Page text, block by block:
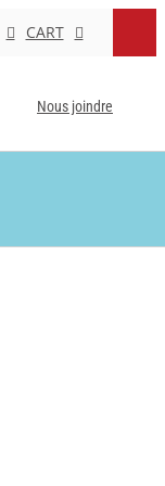
CART
Nous joindre